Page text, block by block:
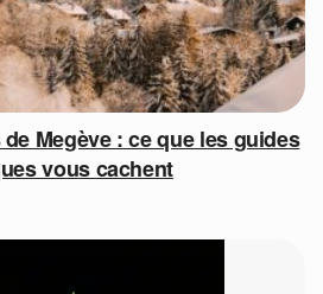
Megève : ce que les guides
vous cachent